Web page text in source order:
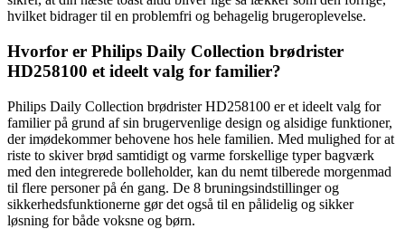
hvilket bidrager til en problemfri og behagelig brugeroplevelse.
Hvorfor er Philips Daily Collection brødrister
HD258100 et ideelt valg for familier?
Philips Daily Collection brødrister HD258100 er et ideelt valg for
familier på grund af sin brugervenlige design og alsidige funktioner,
der imødekommer behovene hos hele familien. Med mulighed for at
riste to skiver brød samtidigt og varme forskellige typer bagværk
med den integrerede bolleholder, kan du nemt tilberede morgenmad
til flere personer på én gang. De 8 bruningsindstillinger og
sikkerhedsfunktionerne gør det også til en pålidelig og sikker
løsning for både voksne og børn.